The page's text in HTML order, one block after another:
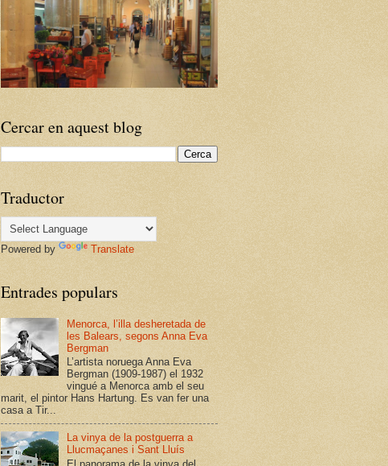
Cercar en aquest blog
Traductor
Powered by Translate
Entrades populars
Menorca, l’illa desheretada de
les Balears, segons Anna Eva
Bergman
L’artista noruega Anna Eva
Bergman (1909-1987) el 1932
vingué a Menorca amb el seu
marit, el pintor Hans Hartung. Es van fer una
casa a Tir...
La vinya de la postguerra a
Llucmaçanes i Sant Lluís